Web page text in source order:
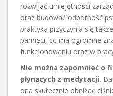
rozwijać umiejętności
oraz budować odporność
praktyka przyczynia się
pamięci, co ma ogromne
funkcjonowaniu oraz w
Nie można zapomnieć o
płynących z medytacji.
ona skutecznie obniżać